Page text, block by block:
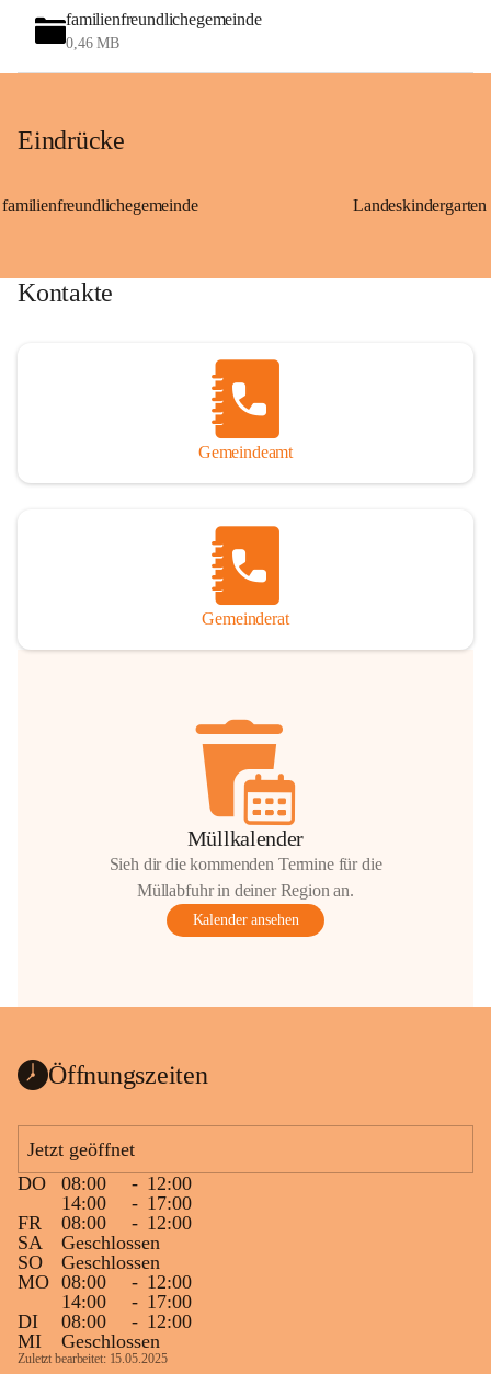
familienfreundlichegemeinde
0,46 MB
Eindrücke
familienfreundlichegemeinde
Kontakte
Gemeindeamt
Gemeinderat
Müllkalender
Sieh dir die kommenden Termine für die
Müllabfuhr in deiner Region an.
Kalender ansehen
Öffnungszeiten
Jetzt geöffnet
DO
08:00 - 12:00
14:00
- 17:00
FR
08:00 - 12:00
SA
Geschlossen
SO
Geschlossen
MO 08:00 - 12:00
14:00
- 17:00
DI
08:00 - 12:00
MI
Geschlossen
Zuletzt bearbeitet: 15.05.2025